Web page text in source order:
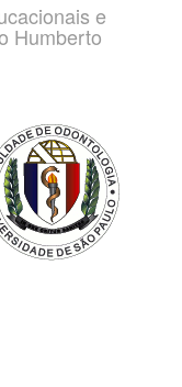
e
Humberto